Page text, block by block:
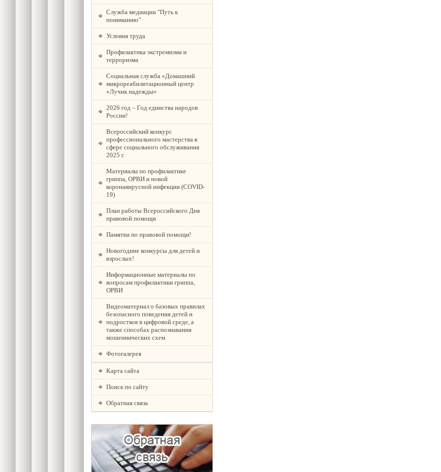
Служба медиации "Путь к
пониманию"
Условия труда
Профилактика экстремизма и
терроризма
Социальная служба «Домашний
микрореабилитационный центр
«Лучик надежды»
2026 год – Год единства народов
России!
Всероссийский конкурс
профессионального мастерства в
сфере социального обслуживания
2025 г.
Материалы по профилактике
гриппа, ОРВИ и новой
коронавирусной инфекции (COVID-
19)
План работы Всероссийского Дня
правовой помощи
Памятки по правовой помощи!
Новогодние конкурсы для детей и
взрослых!
Информационные материалы по
вопросам профилактики гриппа,
ОРВИ
Видеоматериал о базовых правилах
безопасного поведения детей и
подростков в цифровой среде, а
также способах распознавания
мошеннических схем
Фотогалерея
Карта сайта
Поиск по сайту
Обратная связь